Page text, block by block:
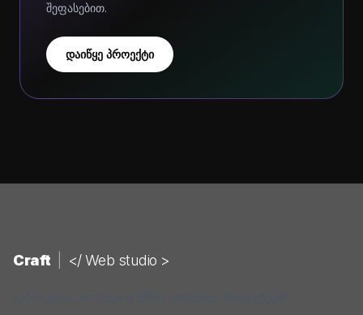
შეფასებით.
დაიწყე პროექტი
Craft </ Web studio >